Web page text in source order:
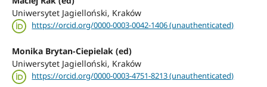
Uniwersytet Jagielloński, Kraków
https://orcid.org/0000-0003-0042-1406 (unauthenticated)
Monika Brytan-Ciepielak (ed)
Uniwersytet Jagielloński, Kraków
https://orcid.org/0000-0003-4751-8213 (unauthenticated)